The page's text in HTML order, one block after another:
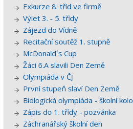
Exkurze 8. tříd ve firmě
Výlet 3. - 5. třídy
Zájezd do Vídně
Recitační soutěž 1. stupně
McDonald´s Cup
Žáci 6.A slavili Den Země
Olympiáda v ČJ
První stupeň slaví Den Země
Biologická olympiáda - školní kolo
Zápis do 1. třídy - pozvánka
Záchranářský školní den